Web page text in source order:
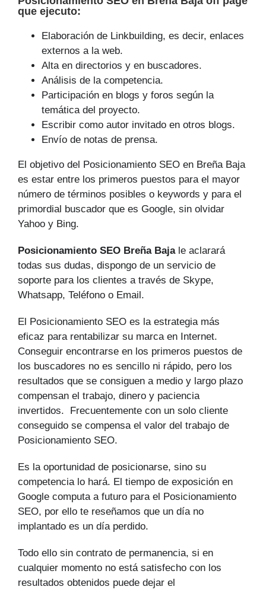
que ejecuto:
Elaboración de Linkbuilding, es decir, enlaces
externos a la web.
Alta en directorios y en buscadores.
Análisis de la competencia.
Participación en blogs y foros según la
temática del proyecto.
Escribir como autor invitado en otros blogs.
Envío de notas de prensa.
El objetivo del Posicionamiento SEO en Breña Baja
es estar entre los primeros puestos para el mayor
número de tér­minos posibles o keywords y para el
primordial buscador que es Google, sin olvidar
Yahoo y Bing.
Posicionamiento SEO Breña Bajale aclarará
todas sus dudas, dispongo de un servicio de
soporte para los clientes a través de Skype,
Whatsapp, Teléfono o Email.
El Posicionamiento SEO es la estrategia más
eficaz para rentabilizar su marca en Internet.
Conseguir encontrarse en los primeros puestos de
los buscadores no es sencillo ni rápido, pero los
resultados que se consiguen a medio y largo plazo
compensan el trabajo, dinero y paciencia
invertidos. Frecuentemente con un solo cliente
conseguido se compensa el valor del trabajo de
Posicionamiento SEO.
Es la oportunidad de posicionarse, sino su
competencia lo hará. El tiempo de exposición en
Google computa a futuro para el Posicionamiento
SEO, por ello te reseñamos que un día no
implantado es un día perdido.
Todo ello sin contrato de permanencia, si en
cualquier momento no está satisfecho con los
resultados obtenidos puede dejar el